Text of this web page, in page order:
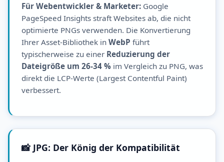
Für Webentwickler & Marketer: Google
PageSpeed Insights straft Websites ab, die nicht
optimierte PNGs verwenden. Die Konvertierung
Ihrer Asset-Bibliothek in WebP führt
typischerweise zu einer Reduzierung der
Dateigröße um 26-34 % im Vergleich zu PNG, was
direkt die LCP-Werte (Largest Contentful Paint)
verbessert.
📸 JPG: Der König der Kompatibilität